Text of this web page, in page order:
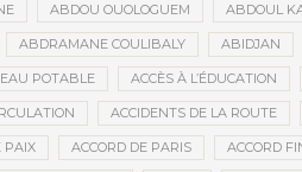
ABDOU OUOLOGUEM ABDOUL
ABDRAMANE COULIBALY ABIDJAN
POTABLE ACCÈS À L’ÉDUCATION
ACCIDENTS DE LA ROUTE
PAIX ACCORD DE PARIS ACCORD